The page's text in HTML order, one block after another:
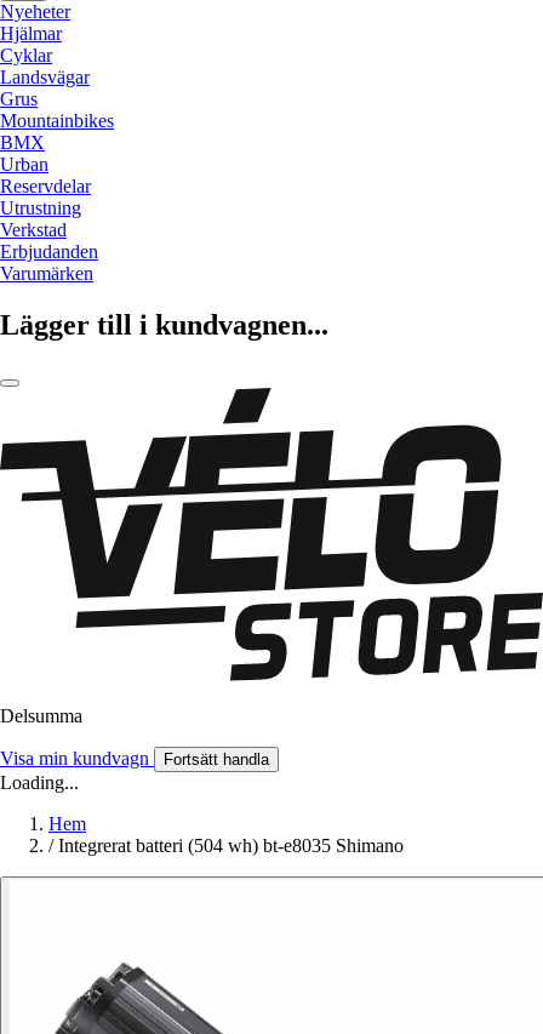
Nyeheter
Hjälmar
Cyklar
Landsvägar
Grus
Mountainbikes
BMX
Urban
Reservdelar
Utrustning
Verkstad
Erbjudanden
Varumärken
Lägger till i kundvagnen...
Delsumma
Visa min kundvagn Fortsätt handla
Loading...
Hem
/ Integrerat batteri (504 wh) bt-e8035 Shimano